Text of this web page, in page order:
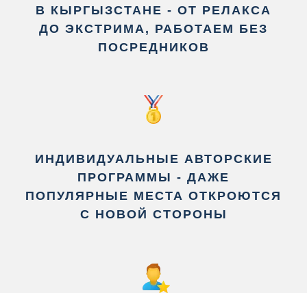
В КЫРГЫЗСТАНЕ - ОТ РЕЛАКСА
ДО ЭКСТРИМА, РАБОТАЕМ БЕЗ
ПОСРЕДНИКОВ
ИНДИВИДУАЛЬНЫЕ АВТОРСКИЕ
ПРОГРАММЫ - ДАЖЕ
ПОПУЛЯРНЫЕ МЕСТА ОТКРОЮТСЯ
С НОВОЙ СТОРОНЫ